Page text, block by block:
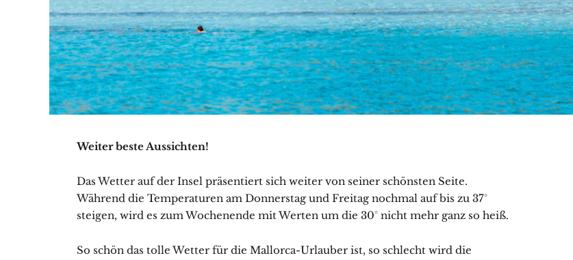
Weiter beste Aussichten!
Das Wetter auf der Insel präsentiert sich weiter von seiner schönsten Seite.
Während die Temperaturen am Donnerstag und Freitag nochmal auf bis zu 37°
steigen, wird es zum Wochenende mit Werten um die 30° nicht mehr ganz so heiß.
So schön das tolle Wetter für die Mallorca-Urlauber ist, so schlecht wird die